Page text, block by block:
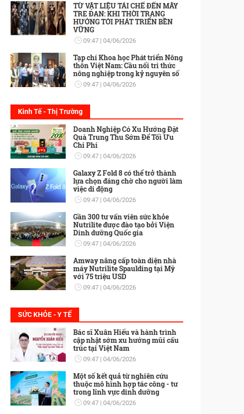
TỪ VẬT LIỆU TÁI CHẾ ĐẾN MÂY
TRE ĐAN: KHI THỜI TRANG
HƯỚNG TỚI PHÁT TRIỂN BỀN
VỮNG
09:47 04/06/2026
Tạp chí Khoa học Phát triển Nông
thôn Việt Nam: Cầu nối tri thức
nông nghiệp trong kỷ nguyên số
09:47 04/06/2026
Kinh Tế - Thị Trường
Doanh Nghiệp Có Xu Hướng Đặt
Quà Trung Thu Sớm Để Tối Ưu
Chi Phí
09:47 04/06/2026
Galaxy Z Fold 8 có thể trở thành
lựa chọn đáng chờ cho người làm
việc di động
09:47 04/06/2026
Gần 300 tư vấn viên sức khỏe
Nutrilite được đào tạo bởi Viện
Dinh dưỡng Quốc gia
09:47 04/06/2026
Amway nâng cấp toàn diện nhà
máy Nutrilite Spaulding tại Mỹ
với 75 triệu USD
09:47 04/06/2026
SỨC KHỎE - Y TẾ
Bác sĩ Xuân Hiếu và hành trình
cập nhật sớm xu hướng mũi cấu
trúc tại Việt Nam
09:47 04/06/2026
Một số kết quả từ nghiên cứu
thuộc mô hình hợp tác công - tư
trong lĩnh vực dinh dưỡng
09:47 04/06/2026